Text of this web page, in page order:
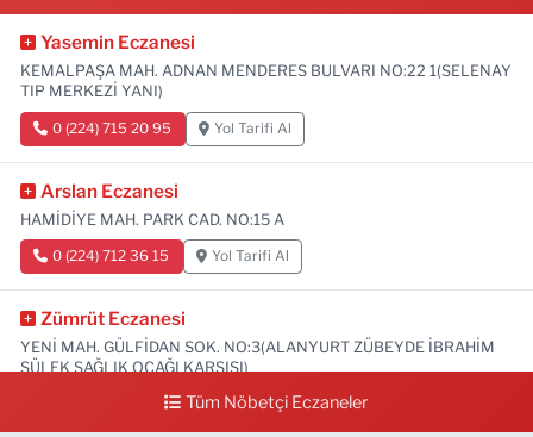
Yasemin Eczanesi
KEMALPAŞA MAH. ADNAN MENDERES BULVARI NO:22 1(SELENAY
TIP MERKEZİ YANI)
0 (224) 715 20 95 Yol Tarifi Al
Arslan Eczanesi
HAMİDİYE MAH. PARK CAD. NO:15 A
0 (224) 712 36 15 Yol Tarifi Al
Zümrüt Eczanesi
YENİ MAH. GÜLFİDAN SOK. NO:3(ALANYURT ZÜBEYDE İBRAHİM
SÜLEK SAĞLIK OCAĞI KARŞISI)
0 (531) 239 44 04 Yol Tarifi Al
Tüm Nöbetçi Eczaneler